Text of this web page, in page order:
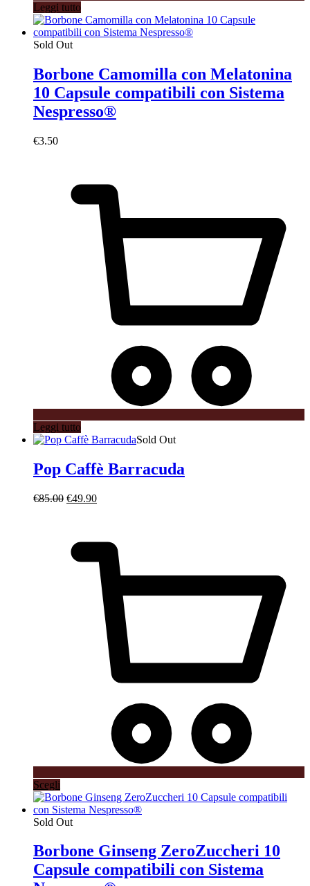
Leggi tutto
Sold Out
Borbone Camomilla con Melatonina
10 Capsule compatibili con Sistema
Nespresso®
€3.50
Leggi tutto
Sold Out
Pop Caffè Barracuda
€85.00 Il
€85.00.
€49.90Il
€49.90.
Scegli
prodotto
ha
più
Le
opzioni
possono
Sold Out
Borbone Ginseng ZeroZuccheri 10
Capsule compatibili con Sistema